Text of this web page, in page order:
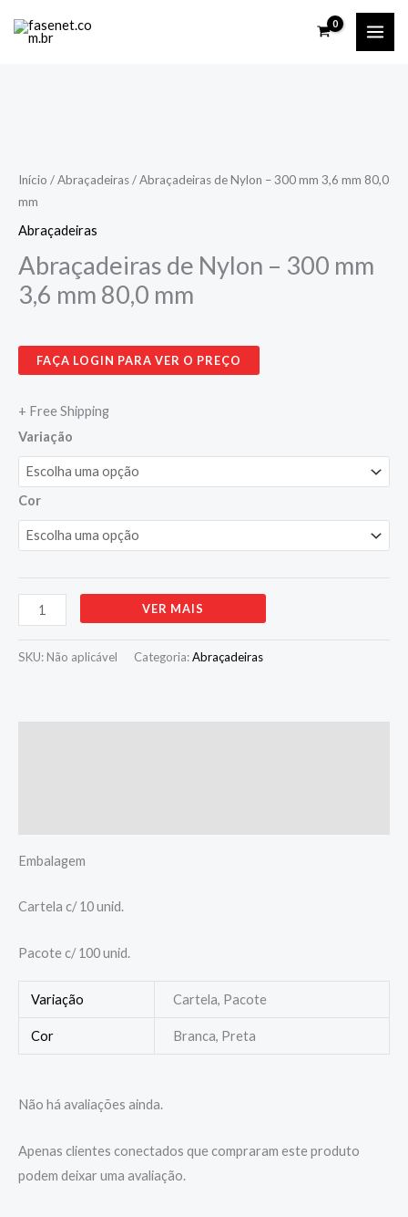
para
Início /Abraçadeiras/ Abraçadeiras de Nylon – 300 mm 3,6 mm 80,0
mm
Abraçadeiras
Abraçadeiras de Nylon – 300 mm
3,6 mm 80,0 mm
FAÇA LOGIN PARA VER O PREÇO
+ Free Shipping
Variação
Cor
Nylon
-
300
3,6
mm
mm
quantidade
VER MAIS
SKU: Não aplicável Categoria:Abraçadeiras
Embalagem
Cartela c/ 10 unid.
Pacote c/ 100 unid.
Variação Cartela, Pacote
Cor Branca, Preta
Não há avaliações ainda.
Apenas clientes conectados que compraram este produto
podem deixar uma avaliação.